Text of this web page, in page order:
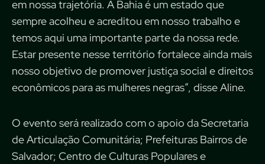
em nossa trajetória. A Bahia é um estado que
sempre acolheu e acreditou em nosso trabalho e
temos aqui uma importante parte da nossa rede.
Estar presente nesse território fortalece ainda mais
nosso objetivo de promover justiça social e direitos
econômicos para as mulheres negras”, disse Aline.
O evento será realizado com o apoio da Secretaria
de Articulação Comunitária; Prefeituras Bairros de
Salvador; Centro de Culturas Populares e